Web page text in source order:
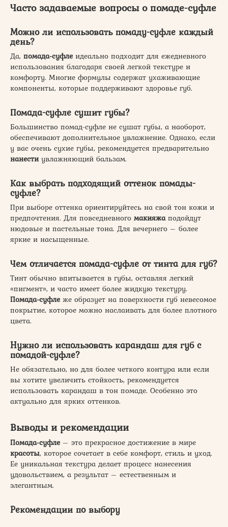
Часто задаваемые вопросы о помаде-суфле
Можно ли использовать помаду-суфле каждый
день?
Да, помада-суфле идеально подходит для ежедневного
использования благодаря своей легкой текстуре и
комфорту. Многие формулы содержат ухаживающие
компоненты, которые поддерживают здоровье губ.
Помада-суфле сушит губы?
Большинство помад-суфле не сушат губы, а наоборот,
обеспечивают дополнительное увлажнение. Однако, если
у вас очень сухие губы, рекомендуется предварительно
нанестиувлажняющий бальзам.
Как выбрать подходящий оттенок помады-
суфле?
При выборе оттенка ориентируйтесь на свой тон кожи и
предпочтения. Для повседневного макияжаподойдут
нюдовые и пастельные тона. Для вечернего – более
яркие и насыщенные.
Чем отличается помада-суфле от тинта для губ?
Тинт обычно впитывается в губы, оставляя легкий
«пигмент», и часто имеет более жидкую текстуру.
Помада-суфле же образует на поверхности губ невесомое
покрытие, которое можно наслаивать для более плотного
цвета.
Нужно ли использовать карандаш для губ с
помадой-суфле?
Не обязательно, но для более четкого контура или если
вы хотите увеличить стойкость, рекомендуется
использовать карандаш в тон помаде. Особенно это
актуально для ярких оттенков.
Выводы и рекомендации
Помада-суфле – это прекрасное достижение в мире
красоты, которое сочетает в себе комфорт, стиль и уход.
Ее уникальная текстура делает процесс нанесения
удовольствием, а результат – естественным и
элегантным.
Рекомендации по выбору